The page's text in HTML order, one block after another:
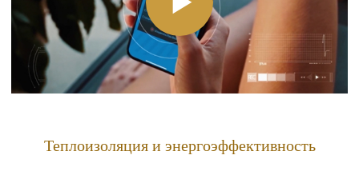
Теплоизоляция и энергоэффективность